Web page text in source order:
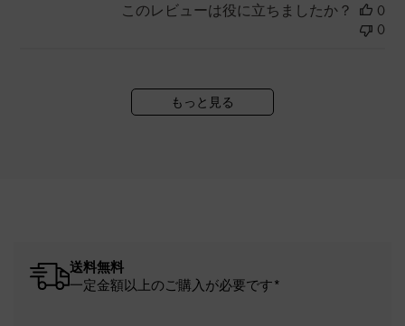
このレビューは役に立ちましたか？
0
0
もっと見る
送料無料
一定金額以上のご購入が必要です*